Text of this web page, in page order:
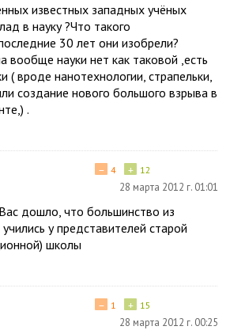
известных западных учёных
в науку ?Что такого
30 лет они изобрели?
вообще науки нет как таковой ,есть
( вроде нанотехнологии, страпельки,
создание нового большого взрыва в
.
+ 12
− 4
28 марта 2012 г. 01:01
дошло, что большинство из
у представителей старой
школы
+ 15
− 1
28 марта 2012 г. 00:25